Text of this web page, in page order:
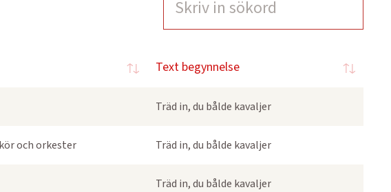
Text begynnelse
Träd in, du bålde kavaljer
och orkester Träd in, du bålde kavaljer
Träd in, du bålde kavaljer